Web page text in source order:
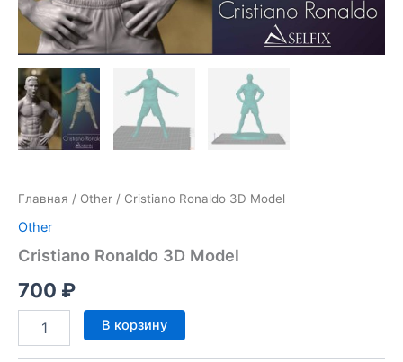
Главная / Other / Cristiano Ronaldo 3D Model
Other
Cristiano Ronaldo 3D Model
700 ₽
Количество
товара
В корзину